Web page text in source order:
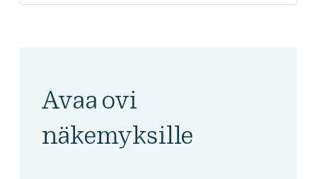
Avaa ovi
näkemyksille